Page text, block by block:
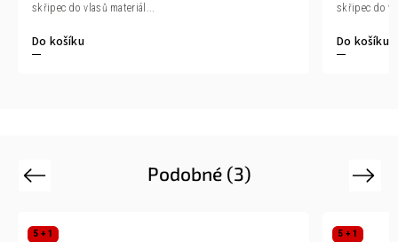
Do košíku
skřipec do vlasů materiál...
Do košíku
skřipec do
Podobné (3)
Previous
5 + 1 5 + 1
Next